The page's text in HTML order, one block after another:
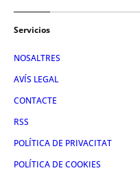
Servicios
NOSALTRES
AVÍS LEGAL
CONTACTE
RSS
POLÍTICA DE PRIVACITAT
POLÍTICA DE COOKIES